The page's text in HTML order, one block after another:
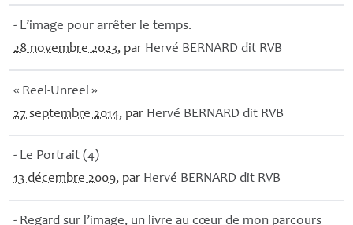
- L’image pour arrêter le temps.
28 novembre 2023, par Hervé BERNARD dit RVB
« Reel-Unreel »
27 septembre 2014, par Hervé BERNARD dit RVB
- Le Portrait (4)
13 décembre 2009, par Hervé BERNARD dit RVB
- Regard sur l’image, un livre au cœur de mon parcours